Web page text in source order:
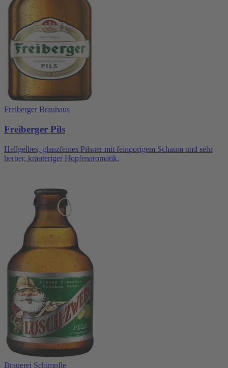
Freiberger Brauhaus
Freiberger Pils
Hellgelbes, glanzfeines Pilsner mit feinporigem Schaum und sehr
herber, kräuteriger Hopfenaromatik.
Brauerei Schimpfle